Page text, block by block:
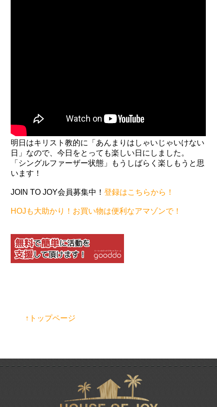
明日はキリスト教的に「あんまりはしゃいじゃいけない
日」なので、今日をとっても楽しい日にしました。
「シングルファーザー状態」もうしばらく楽しもうと思
います！
JOIN TO JOY会員募集中！登録はこちらから！
HOJも大助かり！お買い物は便利なアマゾンで！
↑トップページ